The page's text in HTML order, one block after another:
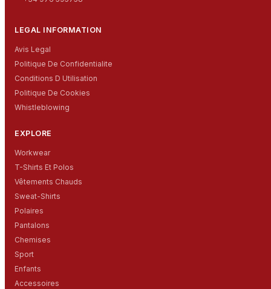
LEGAL INFORMATION
Avis Legal
Politique De Confidentialite
Conditions D Utilisation
Politique De Cookies
Whistleblowing
EXPLORE
Workwear
T-Shirts Et Polos
Vêtements Chauds
Sweat-Shirts
Polaires
Pantalons
Chemises
Sport
Enfants
Accessoires